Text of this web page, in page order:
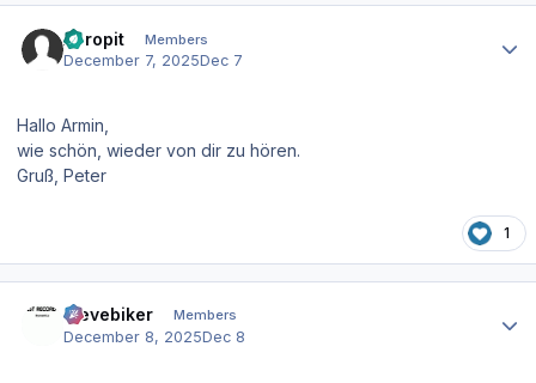
Aeropit Members
December 7, 2025Dec 7
Hallo Armin,
wie schön, wieder von dir zu hören.
Gruß, Peter
1
stevebiker Members
December 8, 2025Dec 8